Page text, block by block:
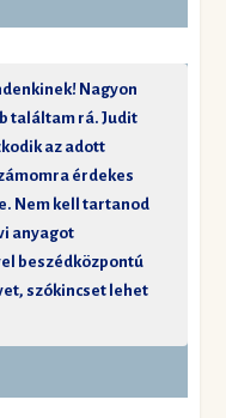
Nagyon
találtam rá. Judit
az adott
érdekes
Nem kell tartanod
anyagot
beszédközpontú
szókincset lehet